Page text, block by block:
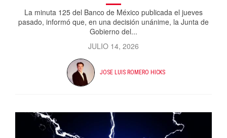
La minuta 125 del Banco de México publicada el jueves
pasado, informó que, en una decisión unánime, la Junta de
Gobierno del...
JULIO 14, 2026
JOSE LUIS ROMERO HICKS